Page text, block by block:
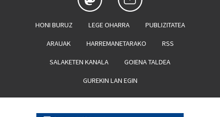
HONI BURUZ LEGE OHARRA PUBLIZITATEA
ARAUAK HARREMANETARAKO RSS
SALAKETEN KANALA GOIENA TALDEA
GUREKIN LAN EGIN